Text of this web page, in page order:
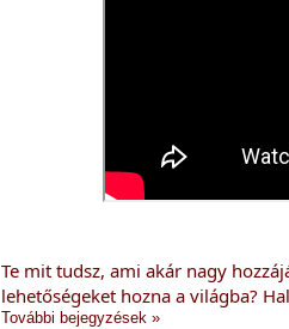
Te mit tudsz, ami akár nagy
lehetőségeket hozna a világba?
További bejegyzések »